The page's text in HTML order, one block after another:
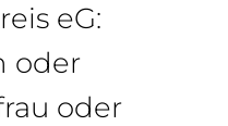
eG:
oder
oder